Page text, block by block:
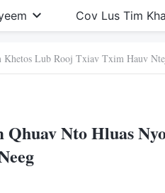
Cov Lus Tim
Lub Rooj Txiav Txim Hauv
Nto Hluas